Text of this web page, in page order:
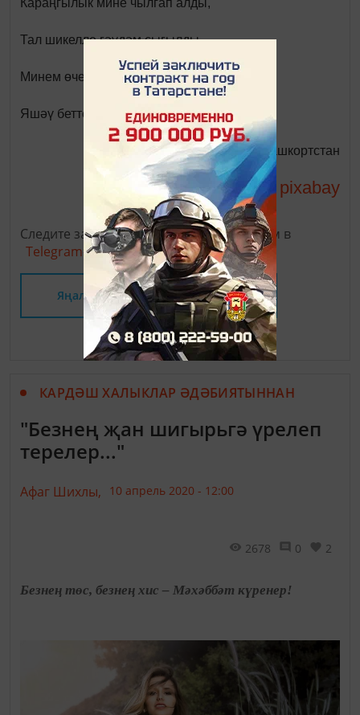
Тал шикелле гәүдәм сыгылды.
Минем өчен якты дөнья сүнде,
Яшәү бетте, һава кысылды...
Гүзәлия Фәйзуллина. Башкортстан
Фото: pixabay
Следите за самым важным и интересным в
Telegram-канале Татмедиа
Яңалыклар битенә керегез
КАРДӘШ ХАЛЫКЛАР ӘДӘБИЯТЫННАН
"Безнең җан шигырьгә үрелеп
терелер..."
Афаг Шихлы, 10 апрель 2020 - 12:00
2678 0 2
Безнең төс, безнең хис – Мәхәббәт күренер!